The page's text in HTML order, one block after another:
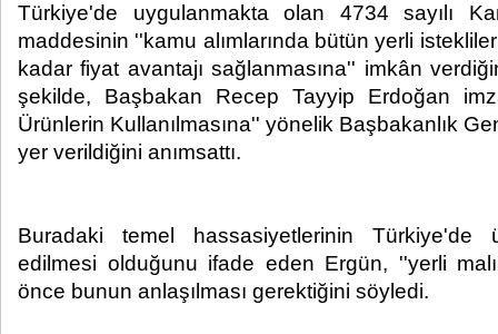
Türkiye'de uygulanmakta olan 4734 sayılı
maddesinin ''kamu alımlarında bütün yerli
kadar fiyat avantajı sağlanmasına'' imkân
şekilde, Başbakan Recep Tayyip Erdoğan
Ürünlerin Kullanılmasına'' yönelik Başbakanlık
yer verildiğini anımsattı.
Buradaki temel hassasiyetlerinin Türkiye'de
edilmesi olduğunu ifade eden Ergün, ''yerli
önce bunun anlaşılması gerektiğini söyledi.